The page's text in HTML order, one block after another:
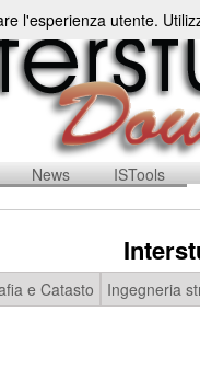
News ISTools
e Catasto Ingegneria
l'esperienza utente.